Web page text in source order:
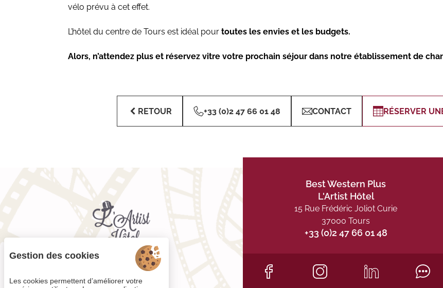
vélo prévu à cet effet.
L’hôtel du centre de Tours est idéal pour toutes les envies et les budgets.
Alors, n’attendez plus et réservez vitre votre prochain séjour dans notre établissement de
RETOUR +33 (0)2 47 66 01 48 CONTACT RÉSERVER
Best Western Plus
L'Artist Hôtel
15 Rue Frédéric Joliot Curie
37000 Tours
+33 (0)2 47 66 01 48
Gestion des cookies
Les cookies permettent d’améliorer votre